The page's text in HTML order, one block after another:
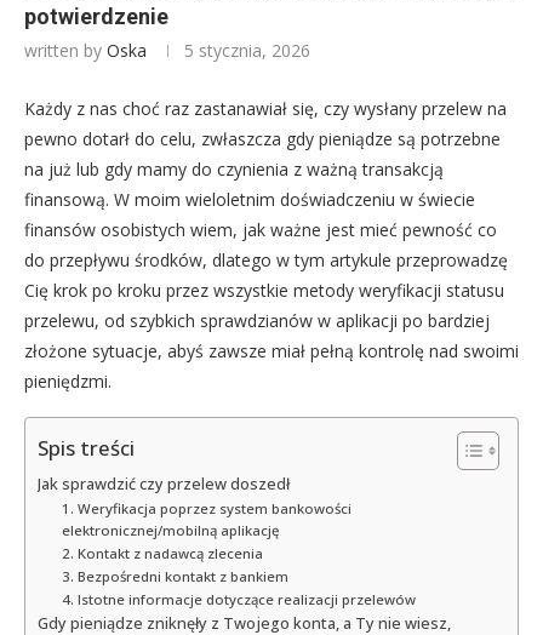
potwierdzenie
written by Oska 5 stycznia, 2026
Każdy z nas choć raz zastanawiał się, czy wysłany przelew na
pewno dotarł do celu, zwłaszcza gdy pieniądze są potrzebne
na już lub gdy mamy do czynienia z ważną transakcją
finansową. W moim wieloletnim doświadczeniu w świecie
finansów osobistych wiem, jak ważne jest mieć pewność co
do przepływu środków, dlatego w tym artykule przeprowadzę
Cię krok po kroku przez wszystkie metody weryfikacji statusu
przelewu, od szybkich sprawdzianów w aplikacji po bardziej
złożone sytuacje, abyś zawsze miał pełną kontrolę nad swoimi
pieniędzmi.
Spis treści
Jak sprawdzić czy przelew doszedł
1. Weryfikacja poprzez system bankowości
elektronicznej/mobilną aplikację
2. Kontakt z nadawcą zlecenia
3. Bezpośredni kontakt z bankiem
4. Istotne informacje dotyczące realizacji przelewów
Gdy pieniądze zniknęły z Twojego konta, a Ty nie wiesz,